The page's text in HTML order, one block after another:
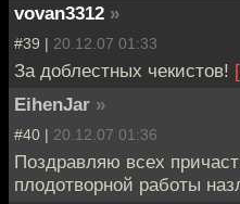
vovan3312 »
#39 | 20.12.07 01:33
За доблестных чекистов!
EihenJar »
#40 | 20.12.07 01:36
Поздравляю всех
плодотворной работы